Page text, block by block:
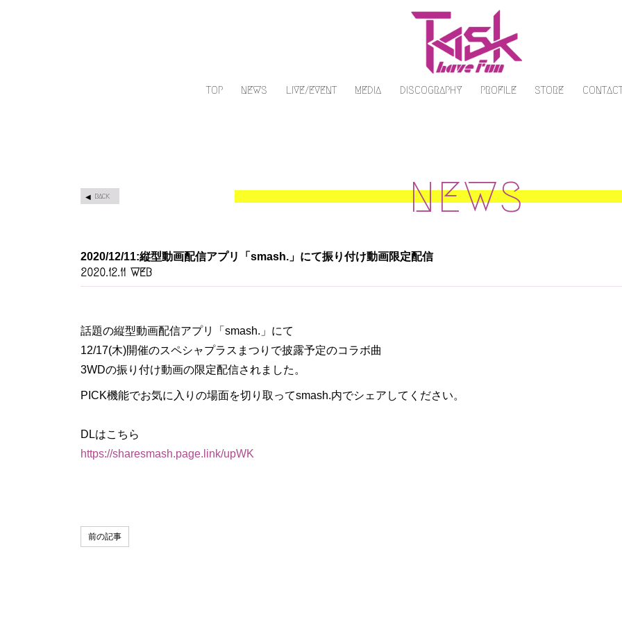
TOP NEWS LIVE/EVENT MEDIA DISCOGRAPHY PROFILE STORE
NEWS
BACK
2020/12/11:縦型動画配信アプリ「smash.」にて振り付け動画限定配信
2020.12.11 WEB
話題の縦型動画配信アプリ「smash.」にて
12/17(木)開催のスペシャプラスまつりで披露予定のコラボ曲
3WDの振り付け動画の限定配信されました。
PICK機能でお気に入りの場面を切り取ってsmash.内でシェアしてください。
DLはこちら
https://sharesmash.page.link/upWK
前の記事